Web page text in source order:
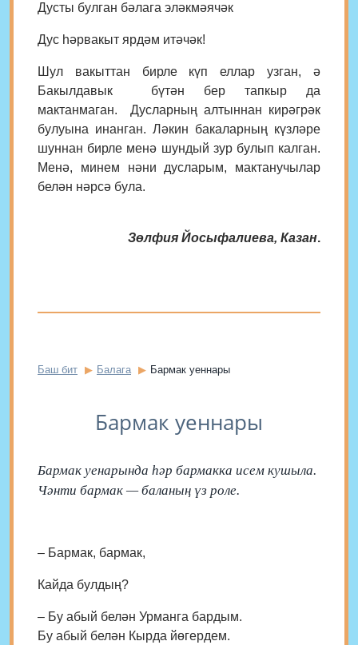
Дусты булган бәлага эләкмәячәк
Дус һәрвакыт ярдәм итәчәк!
Шул вакыттан бирле күп еллар узган, ә
Бакылдавык бүтән бер тапкыр да
мактанмаган. Дусларның алтыннан кирәгрәк
булуына инанган. Ләкин бакаларның күзләре
шуннан бирле менә шундый зур булып калган.
Менә, минем нәни дусларым, мактанучылар
белән нәрсә була.
Зөлфия Йосыфалиева, Казан.
Баш бит Балага Бармак уеннары
Бармак уеннары
Бармак уенарында һәр бармакка исем кушыла.
Чәнти бармак — баланың үз роле.
– Бармак, бармак,
Кайда булдың?
– Бу абый белән Урманга бардым.
Бу абый белән Кырда йөгердем.